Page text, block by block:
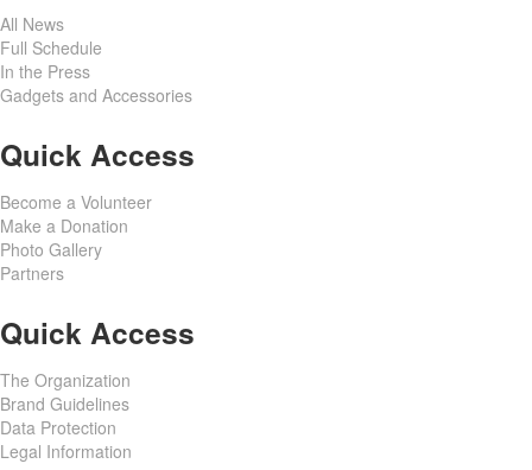
All News
Full Schedule
In the Press
Gadgets and Accessories
Quick Access
Become a Volunteer
Make a Donation
Photo Gallery
Partners
Quick Access
The Organization
Brand Guidelines
Data Protection
Legal Information